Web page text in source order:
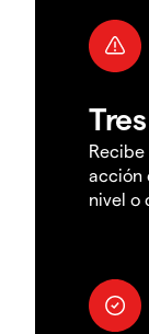
acción
nivel o